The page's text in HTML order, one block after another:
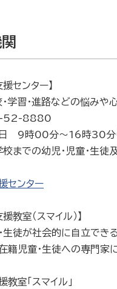
センター】
・学習・進路などの悩み
52-8880
9時00分〜16時30分（
校までの幼児・児童・生徒
センター
教室（スマイル）】
生徒が社会的に自立でき
在籍児童・生徒への専門家
室「スマイル」